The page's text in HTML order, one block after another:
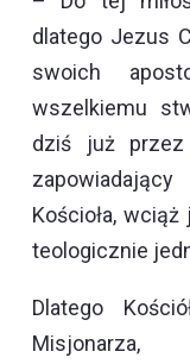
dlatego Jezus
swoich
wszelkiemu
dziś już przez
Kościoła,
teologicznie
Dlatego
Misjonarza,